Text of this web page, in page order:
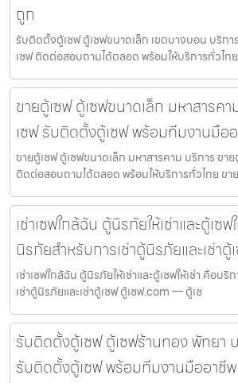
ถูก
รับติดตั้งตู้เซฟ ตู้เซฟขนาดเล็ก เขตบางบอน บริก
เซฟ ติดต่อสอบถามได้ตลอด พร้อมให้บริการทั่วไท
ขายตู้เซฟ ตู้เซฟขนาดเล็ก มหาสารค
เซฟ รับติดตั้งตู้เซฟ พร้อมทีมงานมือ
ขายตู้เซฟ ตู้เซฟขนาดเล็ก มหาสารคาม บริการ ขา
ติดต่อสอบถามได้ตลอด พร้อมให้บริการทั่วไทย ขา
เช่าเซฟใกล้ฉัน ตู้นิรภัยให้เช่าและตู้เซ
นิรภัยสำหรับการเช่าตู้นิรภัยและเช่า
เช่าเซฟใกล้ฉัน ตู้นิรภัยให้เช่าและตู้เซฟให้เช่า คือบ
เช่าตู้นิรภัยและเช่าตู้เซฟ ตู้เซฟ.com — ตู้เซ
รับติดตั้งตู้เซฟ ตู้เซฟร้านทอง พัทยา
รับติดตั้งตู้เซฟ พร้อมทีมงานมืออาชี